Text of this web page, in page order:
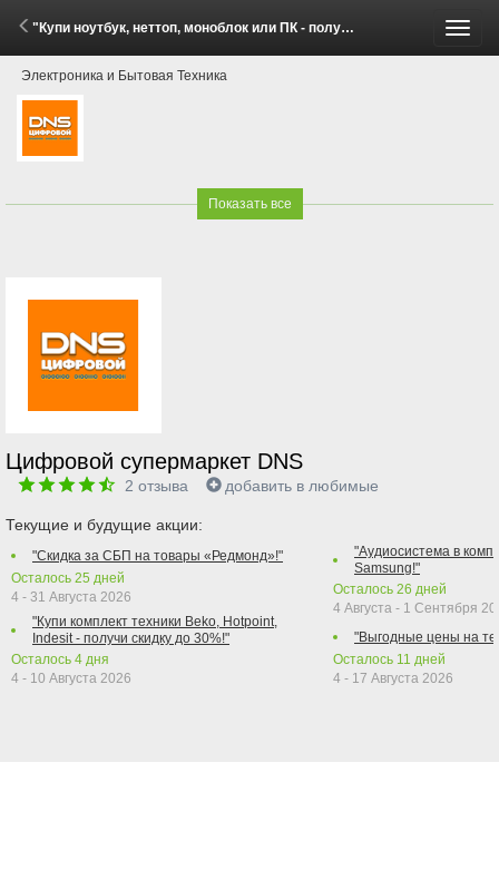
"Купи ноутбук, неттоп, моноблок или ПК - получи Р7-Офис для дома по специальной цене!" (25 Мая - 31 Июля 2026)
Электроника и Бытовая Техника
Показать все
Цифровой супермаркет DNS
2 отзыва добавить в любимые
Текущие и будущие акции:
"Скидка за СБП на товары «Редмонд»!"
Осталось 25 дней
4 - 31 Августа 2026
"Купи комплект техники Beko, Hotpoint,
Indesit - получи скидку до 30%!"
Осталось 4 дня
4 - 10 Августа 2026
"Аудиосистема в
Samsung!"
Осталось 26 дней
4 Августа - 1 Сентября
"Выгодные цены на
Осталось 11 дней
4 - 17 Августа 2026